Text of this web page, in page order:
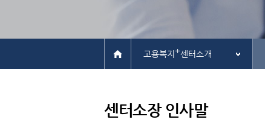
고용복지 +센터소개
센터소장 인사말